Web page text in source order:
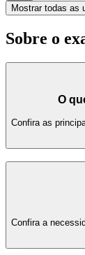
Mostrar todas as
Sobre o
O
Confira as
Confira a